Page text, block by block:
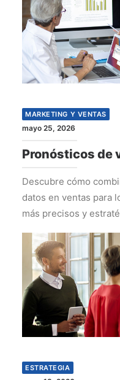
MARKETING Y VENTAS
mayo 25, 2026
Pronósticos de
Descubre cómo
datos en ventas para
más precisos y
ESTRATEGIA